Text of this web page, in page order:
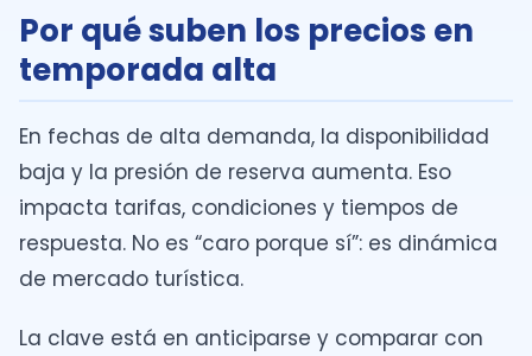
Por qué suben los precios en
temporada alta
En fechas de alta demanda, la disponibilidad
baja y la presión de reserva aumenta. Eso
impacta tarifas, condiciones y tiempos de
respuesta. No es “caro porque sí”: es dinámica
de mercado turística.
La clave está en anticiparse y comparar con